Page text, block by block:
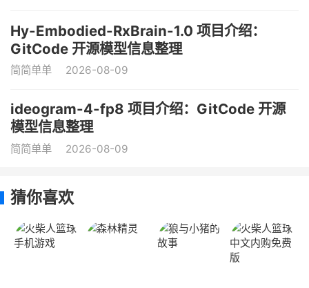
Hy-Embodied-RxBrain-1.0 项目介绍：
GitCode 开源模型信息整理
简简单单 2026-08-09
ideogram-4-fp8 项目介绍：GitCode 开源
模型信息整理
简简单单 2026-08-09
猜你喜欢